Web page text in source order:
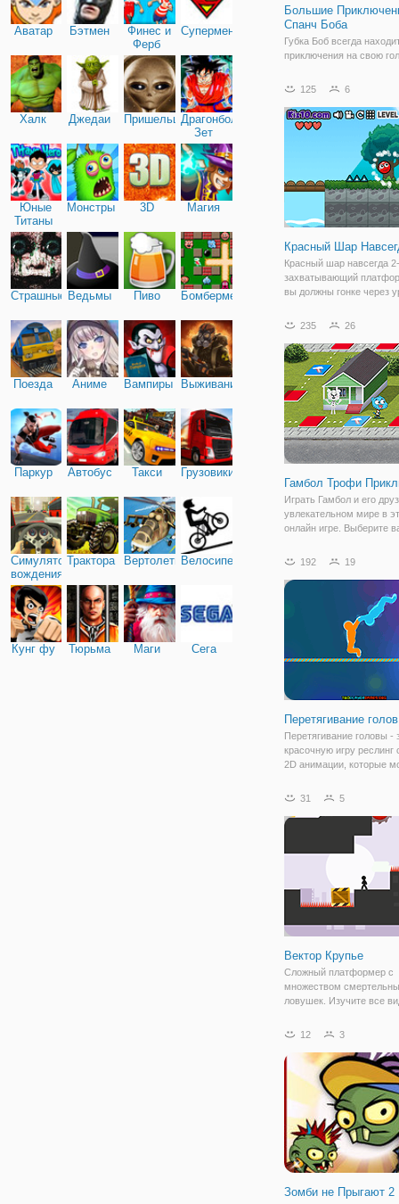
Аватар Бэтмен
Финес и
Ферб
Супермен
Халк Джедаи ПришельцыДрагонболл
Зет
Юные
Титаны
Монстры 3D Магия
Страшные Ведьмы Пиво Бомбермен
Поезда Аниме Вампиры Выживание
Паркур Автобус Такси Грузовики
Симулятор
вождения
Трактора ВертолетыВелосипед
Кунг фу Тюрьма Маги Сега
Большие
Спанч Боба
Губка Боб всегда
приключения на свою
Приключения Спанч
Здесь вы управляете
другом, которому
проходить через
125 6
Красный Шар
Красный шар навсегда
захватывающий
вы должны гонке через
победив зло, ребята.
королевство
королевство жило мирно
235 26
Гамбол Трофи
Играть Гамбол и его
увлекательном мире в
онлайн игре. Выберите
от Cartoon Network и
интересных мини-игр и
192 19
Перетягивание голов
Перетягивание головы -
красочную игру реслинг
2D анимации, которые
Цель игроков -
борьбе. В игре более 50+
31 5
Вектор Крупье
Сложный платформер с
множеством
ловушек. Изучите все
таких как скалолазание
ящиков, чтобы очистить
препятствия на своем
12 3
Зомби не Прыгают 2